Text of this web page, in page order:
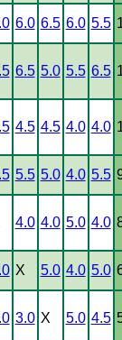
6.0 6.5 6.0 5.5
6.5 5.0 5.5 6.5
4.5 4.5 4.0 4.0
5.5 5.0 4.0 5.5
4.0 4.0 5.0 4.0
X 5.0 4.0 5.0
3.0 X 5.0 4.5